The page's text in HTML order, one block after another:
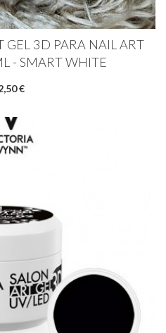
GEL 3D PARA NAIL ART
- SMART WHITE
€